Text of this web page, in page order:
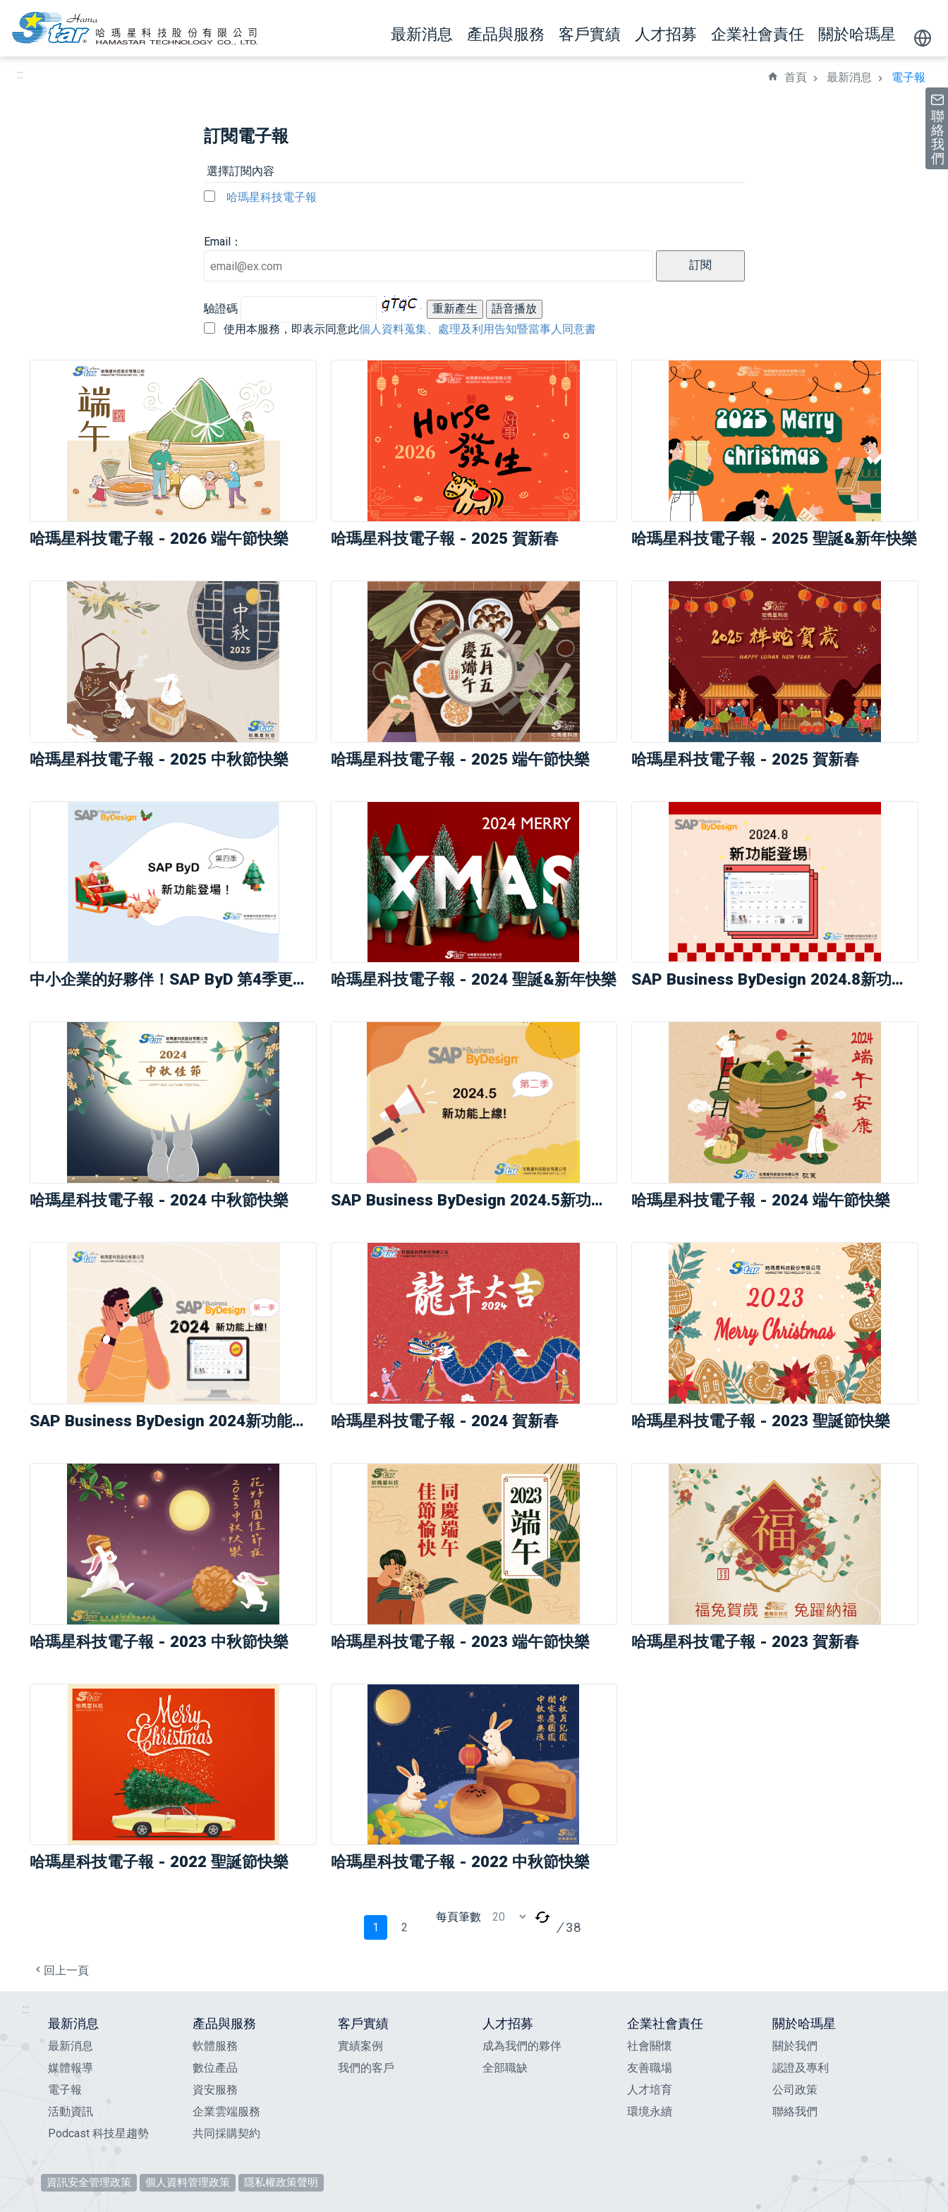
跳到主要內容區塊
聯
絡
我
們
最新消息 產品與服務 客戶實績 人才招募 企業社會責任 關於哈瑪星
by
:::
首頁 最新消息 電子報
驗證碼
使用本服務，即表示同意此個人資料蒐集、處理及利用告知暨當事人同意書
Email：
哈瑪星科技電子報
訂閱電子報
哈瑪星科技電子報 - 2026 端午節快樂 哈瑪星科技電子報 - 2025 賀新春 哈瑪星科技電子報 - 2025 聖誕&新年快樂
哈瑪星科技電子報 - 2025 中秋節快樂 哈瑪星科技電子報 - 2025 端午節快樂 哈瑪星科技電子報 - 2025 賀新春
中小企業的好夥伴！SAP ByD 第4季更新亮點 哈瑪星科技電子報 - 2024 聖誕&新年快樂 SAP Business ByDesign 2024.8新功能登...
哈瑪星科技電子報 - 2024 中秋節快樂 SAP Business ByDesign 2024.5新功能登... 哈瑪星科技電子報 - 2024 端午節快樂
SAP Business ByDesign 2024新功能登場 哈瑪星科技電子報 - 2024 賀新春 哈瑪星科技電子報 - 2023 聖誕節快樂
哈瑪星科技電子報 - 2023 中秋節快樂 哈瑪星科技電子報 - 2023 端午節快樂 哈瑪星科技電子報 - 2023 賀新春
哈瑪星科技電子報 - 2022 聖誕節快樂 哈瑪星科技電子報 - 2022 中秋節快樂
1 2
每頁筆數
/ 38
回上一頁
:::
最新消息
最新消息
媒體報導
電子報
活動資訊
Podcast 科技星趨勢
產品與服務
軟體服務
數位產品
資安服務
企業雲端服務
共同採購契約
客戶實績
實績案例
我們的客戶
人才招募
成為我們的夥伴
全部職缺
企業社會責任
社會關懷
友善職場
人才培育
環境永續
關於哈瑪星
關於我們
認證及專利
公司政策
聯絡我們
資訊安全管理政策 個人資料管理政策 隱私權政策聲明